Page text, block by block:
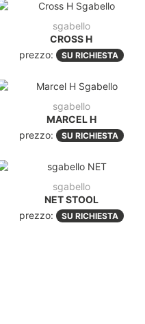
sgabello
CROSS H
prezzo:
SU RICHIESTA
sgabello
MARCEL H
prezzo:
SU RICHIESTA
sgabello
NET STOOL
prezzo:
SU RICHIESTA